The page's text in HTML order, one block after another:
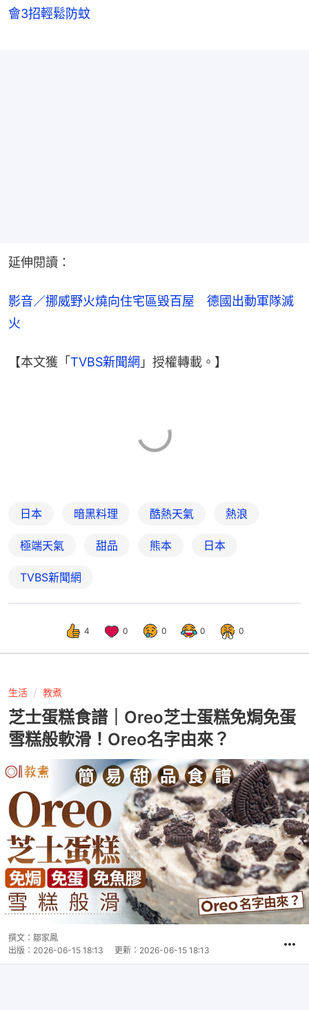
會3招輕鬆防蚊
延伸閱讀：
影音／挪威野火燒向住宅區毀百屋　德國出動軍隊滅
火
【本文獲「 TVBS新聞網 」授權轉載。】
日本 暗黑料理 酷熱天氣 熱浪
極端天氣 甜品 熊本 日本
TVBS新聞網
4 0 0 0 0
生活 教煮
芝士蛋糕食譜｜Oreo芝士蛋糕免焗免蛋
雪糕般軟滑！Oreo名字由來？
撰文： 鄒家鳳
出版： 2026-06-15 18:13 更新： 2026-06-15 18:13